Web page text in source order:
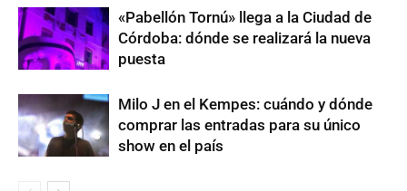
«Pabellón Tornú» llega a la Ciudad de
Córdoba: dónde se realizará la nueva
puesta
Milo J en el Kempes: cuándo y dónde
comprar las entradas para su único
show en el país